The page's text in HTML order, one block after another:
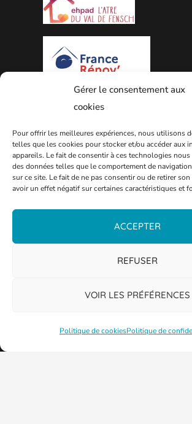
Gérer le consentement aux
cookies
Pour offrir les meilleures expériences, nous utilisons
telles que les cookies pour stocker et/ou accéder aux
appareils. Le fait de consentir à ces technologies
des données telles que le comportement de
sur ce site. Le fait de ne pas consentir ou de retirer
avoir un effet négatif sur certaines caractéristiques et
ACCEPTER
REFUSER
VOIR LES PRÉFÉRENCES
Politique de cookiesPolitique de
PLAN DE LA VILLE